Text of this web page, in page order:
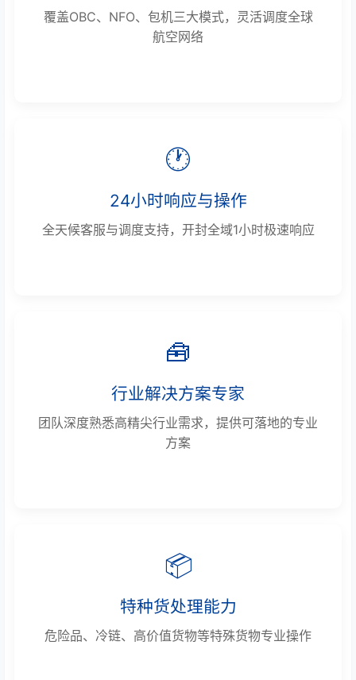
覆盖OBC、NFO、包机三大模式，灵活调度全球
航空网络
🕐
24小时响应与操作
全天候客服与调度支持，开封全域1小时极速响应
🧰
行业解决方案专家
团队深度熟悉高精尖行业需求，提供可落地的专业
方案
📦
特种货处理能力
危险品、冷链、高价值货物等特殊货物专业操作